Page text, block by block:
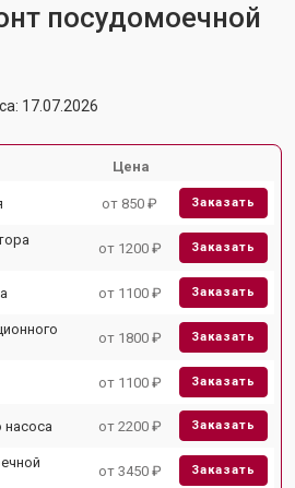
посудомоечной
17.07.2026
Цена
от 850 ₽ Заказать
от 1200 ₽ Заказать
от 1100 ₽ Заказать
от 1800 ₽ Заказать
от 1100 ₽ Заказать
насоса от 2200 ₽ Заказать
от 3450 ₽ Заказать